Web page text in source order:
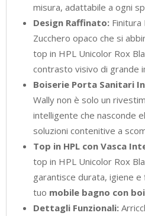
misura, adattabile a ogni
Design Raffinato: Finitura
Zucchero opaco che si
top in HPL Unicolor Rox
contrasto visivo di grande
Boiserie Porta Sanitari
Wally non è solo un
intelligente che nasconde
soluzioni contenitive a
Top in HPL con Vasca
top in HPL Unicolor Rox
garantisce durata, igiene e
tuo mobile bagno con
Dettagli Funzionali: